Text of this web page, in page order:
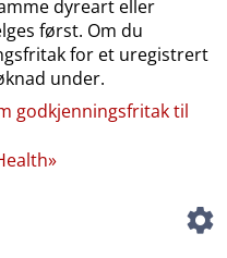
dyreart eller
først. Om du
for et uregistrert
under.
godkjenningsfritak til